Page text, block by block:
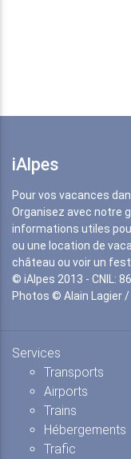
iAlpes
Pour vos vacances
Organisez avec notre
informations utiles
ou une location de
château ou voir un
© iAlpes 2013 - CNIL:
Photos © Alain Lagier /
Services
Transports
Airports
Trains
Hébergements
Trafic